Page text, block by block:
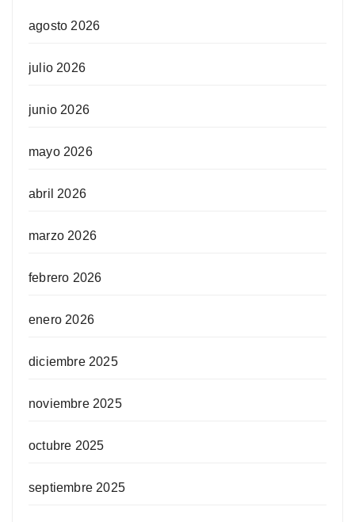
agosto 2026
julio 2026
junio 2026
mayo 2026
abril 2026
marzo 2026
febrero 2026
enero 2026
diciembre 2025
noviembre 2025
octubre 2025
septiembre 2025